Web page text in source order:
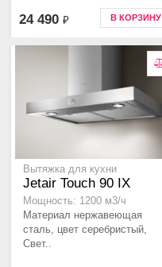
24 490 ₽ В КОРЗИНУ
Вытяжка для кухни
Jetair Touch 90 IX
Мощность: 1200 м3/ч
Материал нержавеющая
сталь, цвет серебристый,
Свет..